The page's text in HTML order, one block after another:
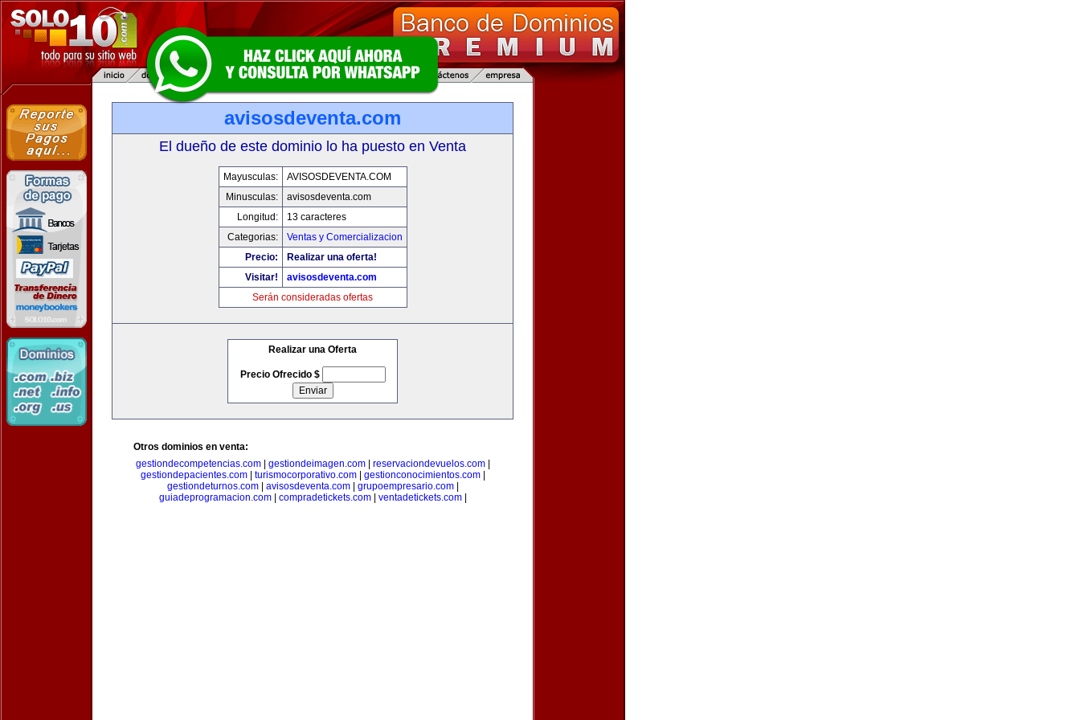
avisosdeventa.com
El dueño de este dominio lo ha puesto en Venta
Mayusculas:
AVISOSDEVENTA.COM
Minusculas:
avisosdeventa.com
Longitud:
13 caracteres
Categorias:
Ventas y Comercializacion
Precio:
Realizar una oferta!
Visitar!
avisosdeventa.com
Serán consideradas ofertas
Realizar una Oferta
Precio Ofrecido $
Otros dominios en venta:
gestiondecompetencias.com| gestiondeimagen.com| reservaciondevuelos.com|
gestiondepacientes.com| turismocorporativo.com| gestionconocimientos.com|
gestiondeturnos.com| avisosdeventa.com| grupoempresario.com|
guiadeprogramacion.com| compradetickets.com| ventadetickets.com|